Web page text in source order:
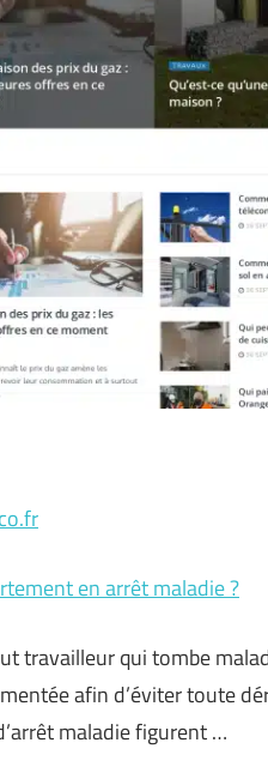
en arrêt maladie ?
travailleur qui tombe
afin d’éviter toute
maladie figurent …